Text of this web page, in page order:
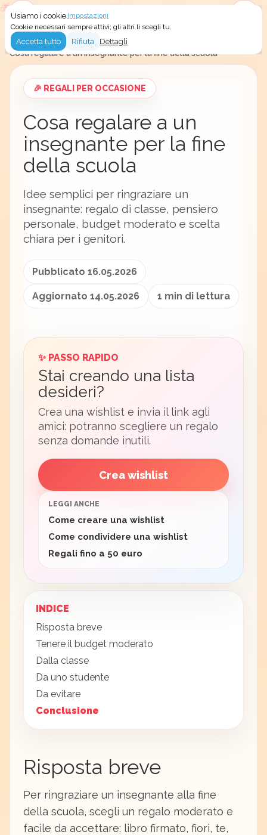
Menu
Secret Santa / Idee regalo/Regali per occasione
Cosa regalare a un insegnante per la fine della scuola
🎉 REGALI PER OCCASIONE
Cosa regalare a un
insegnante per la fine
della scuola
Idee semplici per ringraziare un
insegnante: regalo di classe, pensiero
personale, budget moderato e scelta
chiara per i genitori.
Pubblicato 16.05.2026
Aggiornato 14.05.2026 1 min di lettura
✨ PASSO RAPIDO
Stai creando una lista
desideri?
Crea una wishlist e invia il link agli
amici: potranno scegliere un regalo
senza domande inutili.
Crea wishlist
LEGGI ANCHE
Come creare una wishlist
Come condividere una wishlist
Regali fino a 50 euro
INDICE
Risposta breve
Tenere il budget moderato
Dalla classe
Da uno studente
Da evitare
Conclusione
Risposta breve
Per ringraziare un insegnante alla fine
della scuola, scegli un regalo moderato e
facile da accettare: libro firmato, fiori, te,
Usiamo i cookie Impostazioni
Cookie necessari sempre attivi; gli altri li scegli tu.
Accetta tutto Rifiuta Dettagli